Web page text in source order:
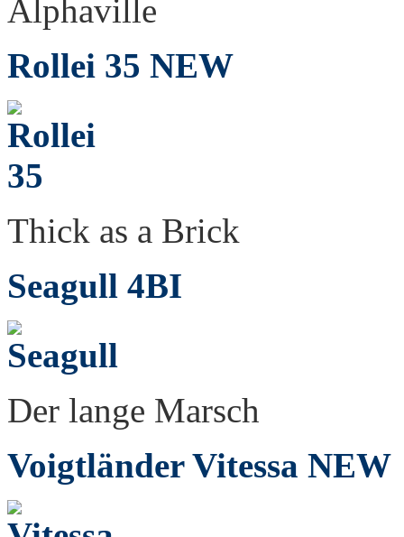
Alphaville
Rollei 35 NEW
Thick as a Brick
Seagull 4BI
Der lange Marsch
Voigtländer Vitessa NEW